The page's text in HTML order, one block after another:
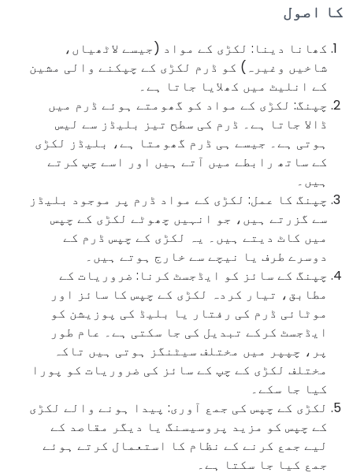
کا اصول
کھانا دینا: لکڑی کے مواد (جیسے لاٹھیاں،
شاخیں وغیرہ) کو ڈرم لکڑی کے چپکنے والی مشین
کے انلیٹ میں کھلایا جاتا ہے۔
چپنگ: لکڑی کے مواد کو گھومتے ہوئے ڈرم میں
ڈالا جاتا ہے۔ ڈرم کی سطح تیز بلیڈز سے لیس
ہوتی ہے۔ جیسے ہی ڈرم گھومتا ہے، بلیڈز لکڑی
کے ساتھ رابطے میں آتے ہیں اور اسے چپ کرتے
ہیں۔
چپنگ کا عمل: لکڑی کے مواد ڈرم پر موجود بلیڈز
سے گزرتے ہیں، جو انہیں چھوٹے لکڑی کے چپس
میں کاٹ دیتے ہیں۔ یہ لکڑی کے چپس ڈرم کے
دوسرے طرف یا نیچے سے خارج ہوتے ہیں۔
چپنگ کے سائز کو ایڈجسٹ کرنا: ضروریات کے
مطابق، تیار کردہ لکڑی کے چپس کا سائز اور
موٹائی ڈرم کی رفتار یا بلیڈ کی پوزیشن کو
ایڈجسٹ کرکے تبدیل کی جا سکتی ہے۔ عام طور
پر، چپپر میں مختلف سیٹنگز ہوتی ہیں تاکہ
مختلف لکڑی کے چپ کے سائز کی ضروریات کو پورا
کیا جا سکے۔
لکڑی کے چپس کی جمع آوری: پیدا ہونے والے لکڑی
کے چپس کو مزید پروسیسنگ یا دیگر مقاصد کے
لیے جمع کرنے کے نظام کا استعمال کرتے ہوئے
جمع کیا جا سکتا ہے۔